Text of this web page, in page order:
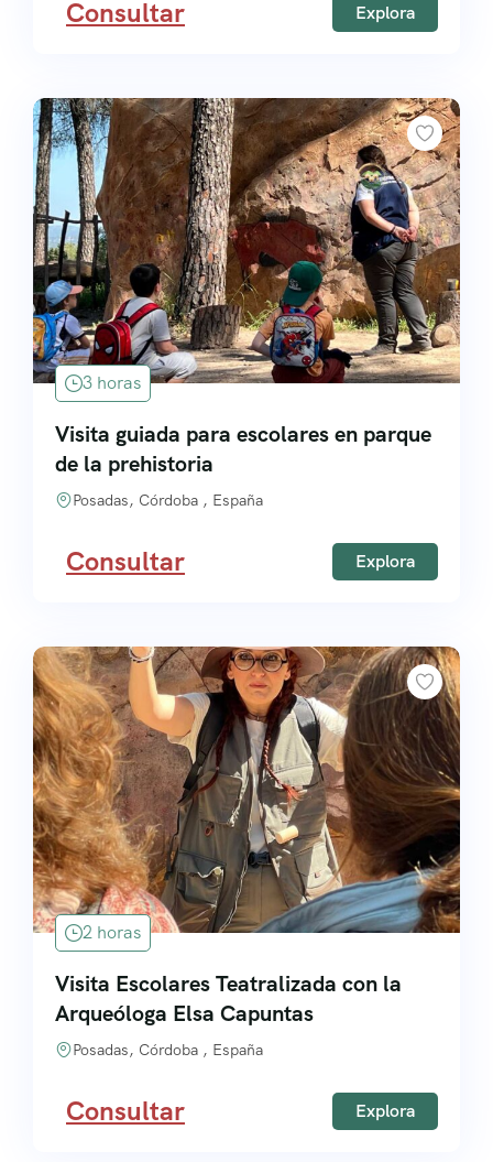
Consultar Explora
3 horas
Visita guiada para escolares en parque
de la prehistoria
Posadas, Córdoba , España
Consultar Explora
2 horas
Visita Escolares Teatralizada con la
Arqueóloga Elsa Capuntas
Posadas, Córdoba , España
Consultar Explora